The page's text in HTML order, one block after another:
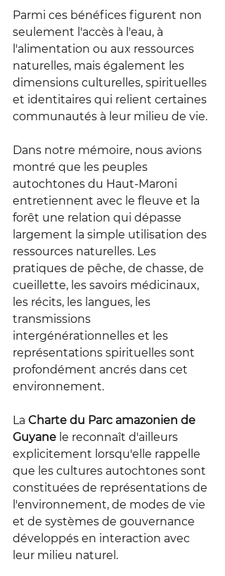
Parmi ces bénéfices figurent non
seulement l'accès à l'eau, à
l'alimentation ou aux ressources
naturelles, mais également les
dimensions culturelles, spirituelles
et identitaires qui relient certaines
communautés à leur milieu de vie.
Dans notre mémoire, nous avions
montré que les peuples
autochtones du Haut-Maroni
entretiennent avec le fleuve et la
forêt une relation qui dépasse
largement la simple utilisation des
ressources naturelles. Les
pratiques de pêche, de chasse, de
cueillette, les savoirs médicinaux,
les récits, les langues, les
transmissions
intergénérationnelles et les
représentations spirituelles sont
profondément ancrés dans cet
environnement.
La Charte du Parc amazonien de
Guyane le reconnaît d'ailleurs
explicitement lorsqu'elle rappelle
que les cultures autochtones sont
constituées de représentations de
l'environnement, de modes de vie
et de systèmes de gouvernance
développés en interaction avec
leur milieu naturel.